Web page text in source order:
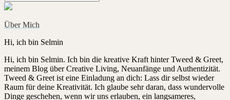
Über Mich
Hi, ich bin Selmin
Hi, ich bin Selmin. Ich bin die kreative Kraft hinter Tweed & Greet,
meinem Blog über Creative Living, Neuanfänge und Authentizität.
Tweed & Greet ist eine Einladung an dich: Lass dir selbst wieder
Raum für deine Kreativität. Ich glaube sehr daran, dass wundervolle
Dinge geschehen, wenn wir uns erlauben, ein langsameres,